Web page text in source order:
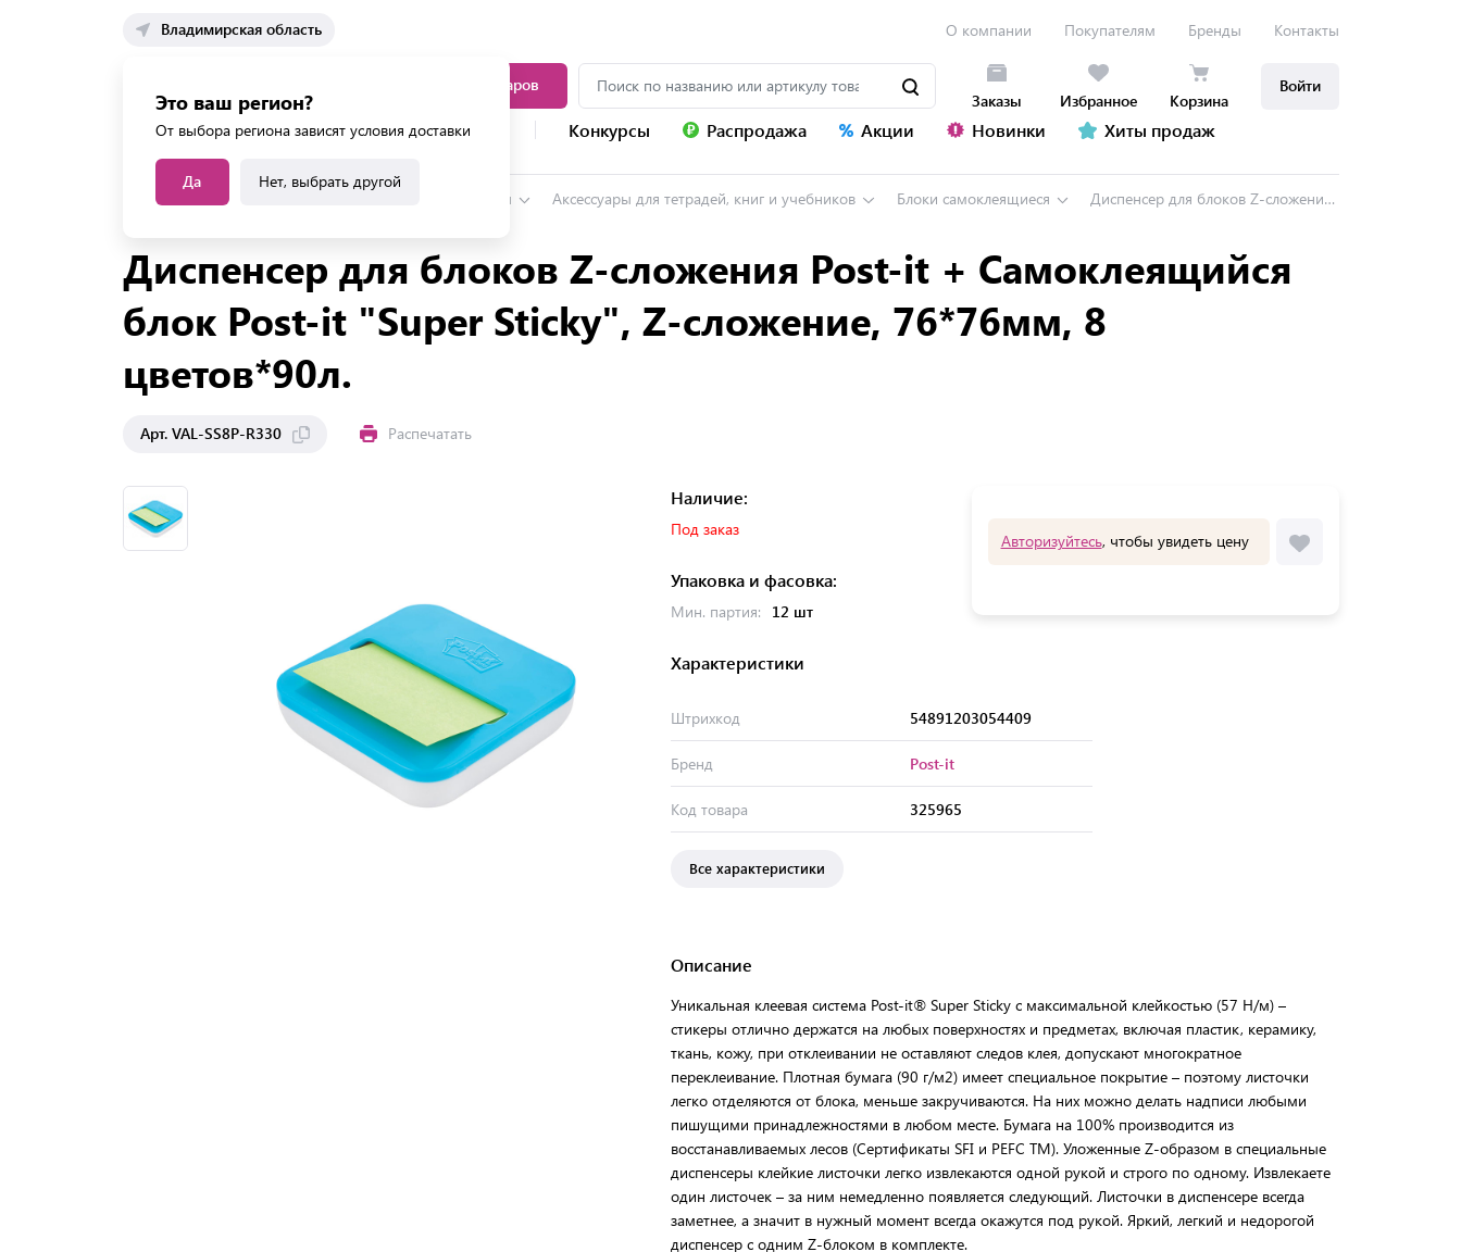
Владимирская область
Это ваш регион?
От выбора региона зависят условия доставки
Да Нет, выбрать другой
О компании Покупателям Бренды Контакты
Каталог товаров
Заказы Избранное Корзина
Войти
Каталог услуг Конкурсы Распродажа Акции Новинки Хиты продаж
Главная Каталог Школьные канцтовары Аксессуары для тетрадей, книг и учебников Блоки самоклеящиеся Диспенсер для блоков Z-сложения Post-it + Самоклеящийся блок Post-it "Super Sticky", Z-сложение, 76*76мм, 8 цветов*90л.
Диспенсер для блоков Z-сложения Post-it + Самоклеящийся
блок Post-it "Super Sticky", Z-сложение, 76*76мм, 8
цветов*90л.
Арт. VAL-SS8P-R330 Распечатать
Наличие:
Под заказ
Упаковка и фасовка:
Мин. партия: 12 шт
Авторизуйтесь, чтобы увидеть цену
Характеристики
Штрихкод 54891203054409
Бренд Post-it
Код товара 325965
Все характеристики
Описание
Уникальная клеевая система Post-it® Super Sticky с максимальной клейкостью (57 Н/м) –
стикеры отлично держатся на любых поверхностях и предметах, включая пластик, керамику,
ткань, кожу, при отклеивании не оставляют следов клея, допускают многократное
переклеивание. Плотная бумага (90 г/м2) имеет специальное покрытие – поэтому листочки
легко отделяются от блока, меньше закручиваются. На них можно делать надписи любыми
пишущими принадлежностями в любом месте. Бумага на 100% производится из
восстанавливаемых лесов (Сертификаты SFI и PEFC TM). Уложенные Z-образом в специальные
диспенсеры клейкие листочки легко извлекаются одной рукой и строго по одному. Извлекаете
один листочек – за ним немедленно появляется следующий. Листочки в диспенсере всегда
заметнее, а значит в нужный момент всегда окажутся под рукой. Яркий, легкий и недорогой
диспенсер с одним Z-блоком в комплекте.